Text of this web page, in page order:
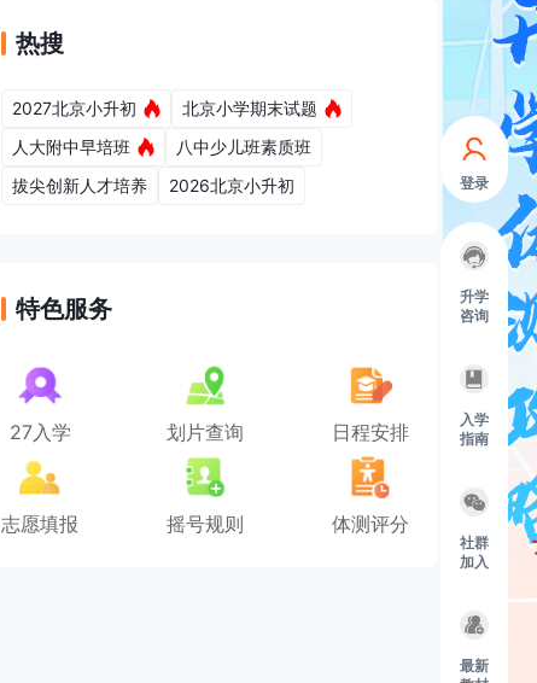
登录
升学
咨询
入学
指南
社群
加入
最新
热搜
2027北京小升初
北京小学期末试题
人大附中早培班
八中少儿班素质班
拔尖创新人才培养
2026北京小升初
特色服务
27入学 划片查询 日程安排
志愿填报 摇号规则 体测评分